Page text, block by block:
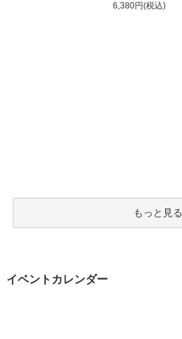
6,380円(税込)
もっと見る
イベントカレンダー